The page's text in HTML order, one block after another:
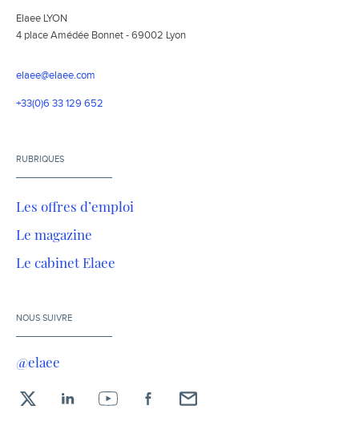
Elaee LYON
4 place Amédée Bonnet - 69002 Lyon
elaee@elaee.com
+33(0)6 33 129 652
RUBRIQUES
Les offres d’emploi
Le magazine
Le cabinet Elaee
NOUS SUIVRE
@elaee